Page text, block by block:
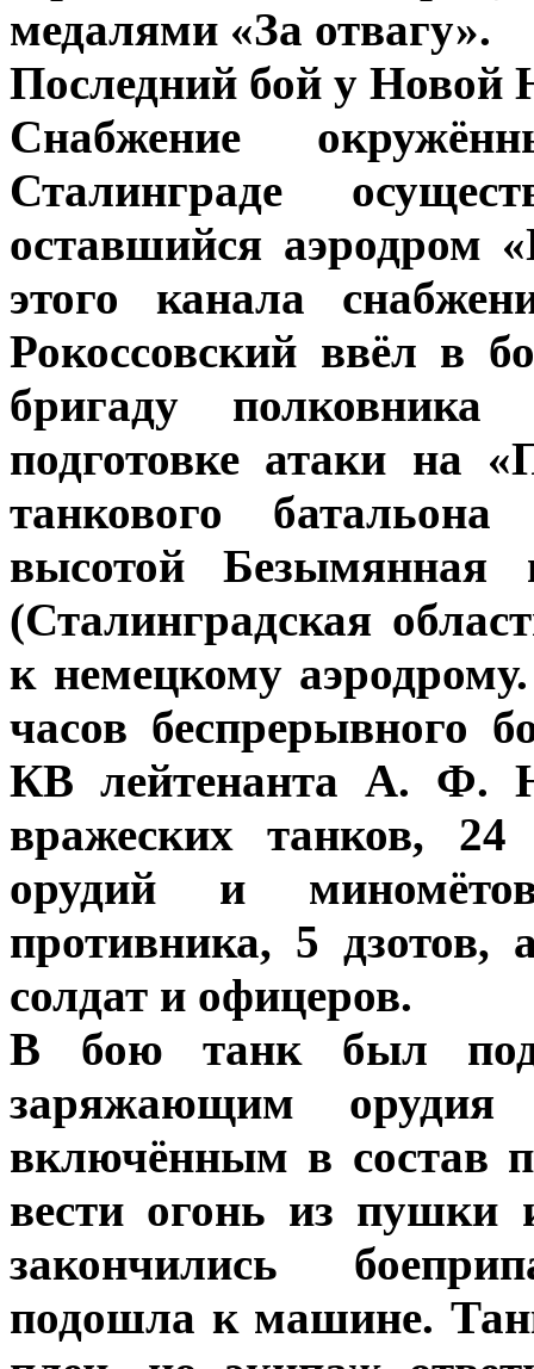
медалями «За отвагу».
Последний бой у Новой
Снабжение
Сталинграде
оставшийся аэродром
этого канала
Рокоссовский ввёл в
бригаду
подготовке атаки на
танкового
высотой
(Сталинградская
к немецкому
часов беспрерывного
КВ лейтенанта А. Ф.
вражеских танков,
орудий и
противника, 5 дзотов,
солдат и офицеров.
В бою танк был
заряжающим
включённым в состав
вести огонь из пушки
закончились
подошла к машине.